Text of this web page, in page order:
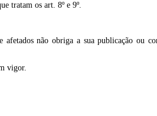
tratam os art. 8º e 9º.
não obriga a sua publicação ou
vigor.